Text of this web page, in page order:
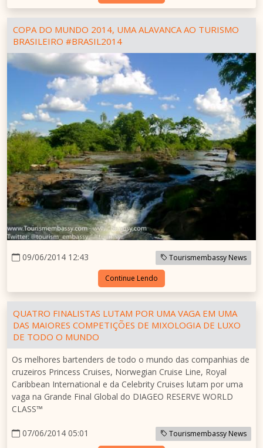
COPA DO MUNDO 2014, UMA ALAVANCA AO TURISMO
BRASILEIRO #BRASIL2014
09/06/2014 12:43 Tourismembassy News
Continue Lendo
QUATRO FINALISTAS LUTAM POR UMA VAGA EM UMA
DAS MAIORES COMPETIÇÕES DE MIXOLOGIA DE LUXO
DE TODO O MUNDO
Os melhores bartenders de todo o mundo das companhias de
cruzeiros Princess Cruises, Norwegian Cruise Line, Royal
Caribbean International e da Celebrity Cruises lutam por uma
vaga na Grande Final Global do DIAGEO RESERVE WORLD
CLASS™
07/06/2014 05:01 Tourismembassy News